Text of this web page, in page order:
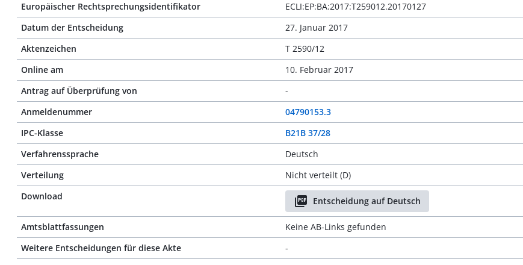
Europäischer Rechtsprechungsidentifikator
ECLI:EP:BA:2017:T259012.20170127
Datum der Entscheidung
27. Januar 2017
Aktenzeichen
T 2590/12
Online am
10. Februar 2017
Antrag auf Überprüfung von
-
Anmeldenummer
04790153.3
IPC-Klasse
B21B 37/28
Verfahrenssprache
Deutsch
Verteilung
Nicht verteilt (D)
Download
Entscheidung auf Deutsch
Amtsblattfassungen
Keine AB-Links gefunden
Weitere Entscheidungen für diese Akte
-